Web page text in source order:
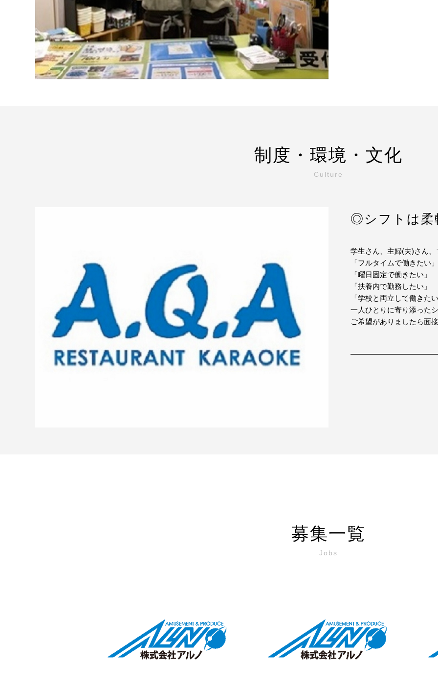
制度・環境・文化
Culture
◎シフトは
学生さん、主婦(夫)さん
「フルタイムで働きたい」
「曜日固定で働きたい」
「扶養内で勤務したい」
「学校と両立して働きた
一人ひとりに寄り添った
ご希望がありましたら面
募集一覧
Jobs